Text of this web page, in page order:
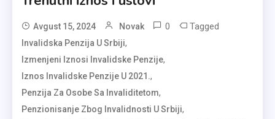
Avgust 15, 2024 Novak 0 Tagged
Invalidska Penzija U Srbiji,
Izmenjeni Iznosi Invalidske Penzije,
Iznos Invalidske Penzije U 2021.,
Penzija Za Osobe Sa Invaliditetom,
Penzionisanje Zbog Invalidnosti U Srbiji,